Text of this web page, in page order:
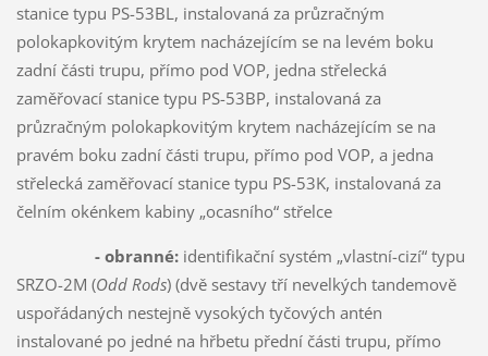
stanice typu PS-53BL, instalovaná za průzračným
polokapkovitým krytem nacházejícím se na levém boku
zadní části trupu, přímo pod VOP, jedna střelecká
zaměřovací stanice typu PS-53BP, instalovaná za
průzračným polokapkovitým krytem nacházejícím se na
pravém boku zadní části trupu, přímo pod VOP, a jedna
střelecká zaměřovací stanice typu PS-53K, instalovaná za
čelním okénkem kabiny „ocasního“ střelce
- obranné:identifikační systém „vlastní-cizí“ typu
SRZO-2M (Odd Rods) (dvě sestavy tří nevelkých tandemově
uspořádaných nestejně vysokých tyčových antén
instalované po jedné na hřbetu přední části trupu, přímo